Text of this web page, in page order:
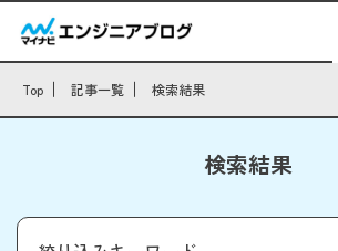
Top 記事一覧 検索結果
検索結果